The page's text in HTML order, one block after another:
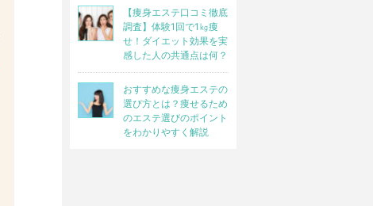
【痩身エステ口コミ徹底
調査】体験1回で1㎏痩
せ！ダイエット効果を実
感した人の共通点は何？
おすすめな痩身エステの
選び方とは？痩せるため
のエステ選びのポイント
をわかりやすく解説